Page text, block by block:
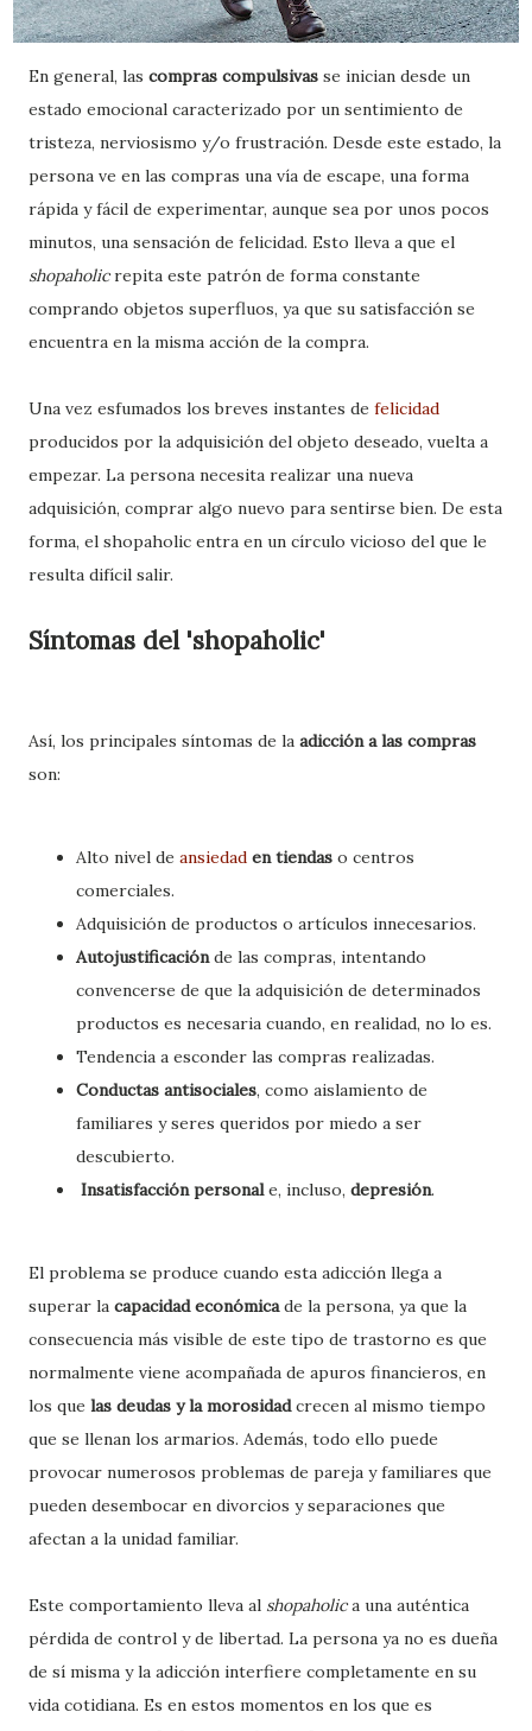
En general, las compras compulsivas se inician desde un
estado emocional caracterizado por un sentimiento de
tristeza, nerviosismo y/o frustración. Desde este estado, la
persona ve en las compras una vía de escape, una forma
rápida y fácil de experimentar, aunque sea por unos pocos
minutos, una sensación de felicidad. Esto lleva a que el
shopaholicrepita este patrón de forma constante
comprando objetos superfluos, ya que su satisfacción se
encuentra en la misma acción de la compra.
Una vez esfumados los breves instantes de felicidad
producidos por la adquisición del objeto deseado, vuelta a
empezar. La persona necesita realizar una nueva
adquisición, comprar algo nuevo para sentirse bien. De esta
forma, el shopaholic entra en un círculo vicioso del que le
resulta difícil salir.
Síntomas del 'shopaholic'
Así, los principales síntomas de la adicción a las compras
son:
Alto nivel de ansiedad en tiendas o centros
comerciales.
Adquisición de productos o artículos innecesarios.
Autojustificaciónde las compras, intentando
convencerse de que la adquisición de determinados
productos es necesaria cuando, en realidad, no lo es.
Tendencia a esconder las compras realizadas.
Conductas antisociales, como aislamiento de
familiares y seres queridos por miedo a ser
descubierto.
Insatisfacción personale, incluso, depresión.
El problema se produce cuando esta adicción llega a
superar la capacidad económicade la persona, ya que la
consecuencia más visible de este tipo de trastorno es que
normalmente viene acompañada de apuros financieros, en
los que las deudas y la morosidadcrecen al mismo tiempo
que se llenan los armarios. Además, todo ello puede
provocar numerosos problemas de pareja y familiares que
pueden desembocar en divorcios y separaciones que
afectan a la unidad familiar.
Este comportamiento lleva al shopaholica una auténtica
pérdida de control y de libertad. La persona ya no es dueña
de sí misma y la adicción interfiere completamente en su
vida cotidiana. Es en estos momentos en los que es